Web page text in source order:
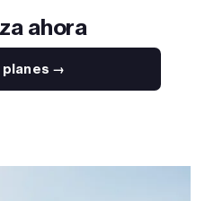
ahora
planes →